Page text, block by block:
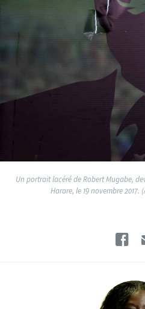
Un portrait lacéré de Robert Mugabe,
Harare, le 19 novembre 2017.